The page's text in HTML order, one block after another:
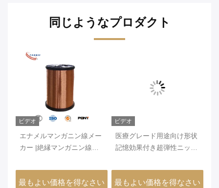
同じようなプロダクト
ビデオ
エナメルマンガニン線メー
カー |絶縁マンガニン線
最もよい価格を得なさい
ビデオ
医療グレード用途向け形状
記憶効果付き超弾性ニッケ
最もよい価格を得なさい